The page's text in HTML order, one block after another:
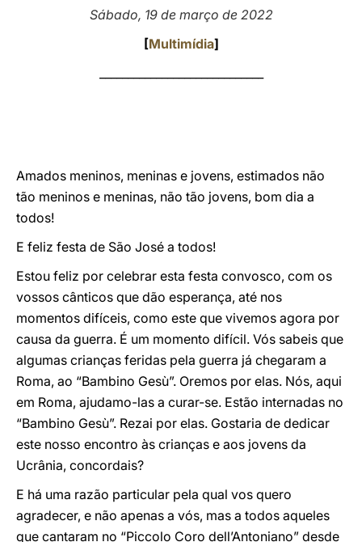
Sábado, 19 de março de 2022
[Multimídia]
Amados meninos, meninas e jovens, estimados não
tão meninos e meninas, não tão jovens, bom dia a
todos!
E feliz festa de São José a todos!
Estou feliz por celebrar esta festa convosco, com os
vossos cânticos que dão esperança, até nos
momentos difíceis, como este que vivemos agora por
causa da guerra. É um momento difícil. Vós sabeis que
algumas crianças feridas pela guerra já chegaram a
Roma, ao “Bambino Gesù”. Oremos por elas. Nós, aqui
em Roma, ajudamo-las a curar-se. Estão internadas no
“Bambino Gesù”. Rezai por elas. Gostaria de dedicar
este nosso encontro às crianças e aos jovens da
Ucrânia, concordais?
E há uma razão particular pela qual vos quero
agradecer, e não apenas a vós, mas a todos aqueles
que cantaram no “Piccolo Coro dell’Antoniano” desde